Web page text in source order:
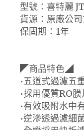
型號：喜特麗
貨源：原廠公
保固期：1年
◤商品特色◢
•五道式過濾五
•採用優質RO膜
•有效吸附水中
•逆滲透過濾細